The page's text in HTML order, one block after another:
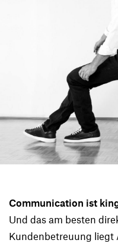
Communication ist
Und das am besten
Kundenbetreuung liegt